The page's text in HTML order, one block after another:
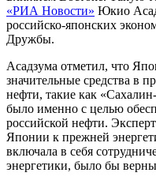
«РИА Новости» Юкио
российско-японских
Дружбы.
Асадзума отметил, что
значительные средства в
нефти, такие как
было именно с целью
российской нефти.
Японии к прежней
включала в себя
энергетики, было бы